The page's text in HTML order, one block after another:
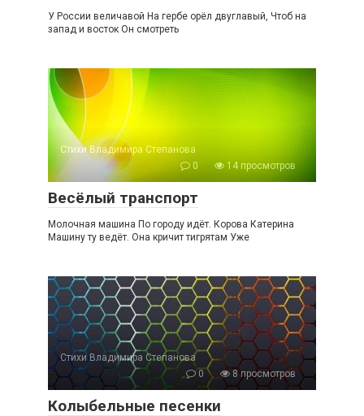
У России величавой На гербе орёл двуглавый, Чтоб на
запад и восток Он смотреть
Стихи Владимира Степанова
0
14 просмотров
Весёлый транспорт
Молочная машина По городу идёт. Корова Катерина
Машину ту ведёт. Она кричит тигрятам Уже
Стихи Владимира Степанова
0
8 просмотров
Колыбельные песенки